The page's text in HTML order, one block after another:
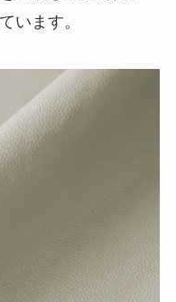
います。